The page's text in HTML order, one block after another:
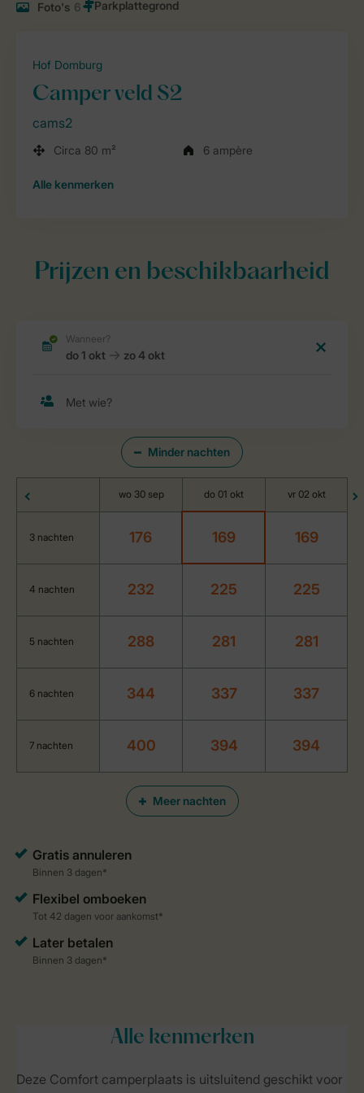
Foto's 6
Hof Domburg
Camper veld S2
cams2
Circa 80 m² 6 ampère
Alle kenmerken
Prijzen en beschikbaarheid
Minder nachten
Meer nachten
wo 30 sep do 01 okt vr 02 okt
3 nachten 176 169 169
4 nachten 232 225 225
5 nachten 288 281 281
6 nachten 344 337 337
7 nachten 400 394 394
Alle kenmerken
Deze Comfort camperplaats is uitsluitend geschikt voor